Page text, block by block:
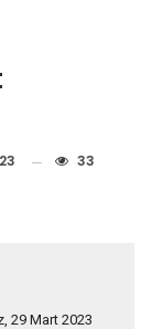
33
29 Mart 2023